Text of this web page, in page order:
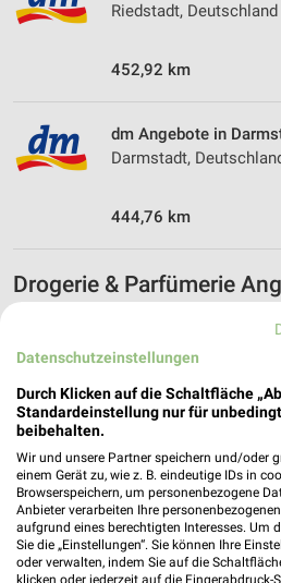
Riedstadt, Deutschland
452,92 km
dm Angebote in
Darmstadt,
444,76 km
Drogerie & Parfümerie
Griesheim und Umgebung
7 Prospekte
Müller
Datenschutzeinstellungen
Durch Klicken auf die Schaltfläche
Standardeinstellung nur für
beibehalten.
Wir und unsere Partner speichern und/oder
einem Gerät zu, wie z. B. eindeutige IDs in
Browserspeichern, um personenbezogene
Anbieter verarbeiten Ihre
aufgrund eines berechtigten Interesses. Um
Sie die „Einstellungen“. Sie können Ihre
oder verwalten, indem Sie auf die
klicken oder jederzeit auf die Fingerabdruck-